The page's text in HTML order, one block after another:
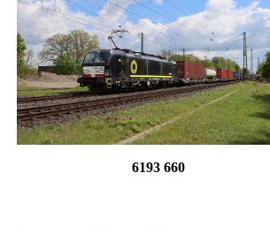
6193 660